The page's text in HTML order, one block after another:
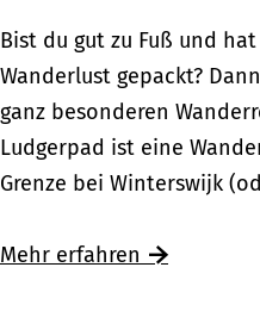
w
e
g
s
z
d
e
g
:
U
n
e
W
a
n
d
e
n
Bist du gut zu Fuß und
Wanderlust gepackt?
ganz besonderen
Ludgerpad ist eine
Grenze bei Winterswijk
Mehr erfahren